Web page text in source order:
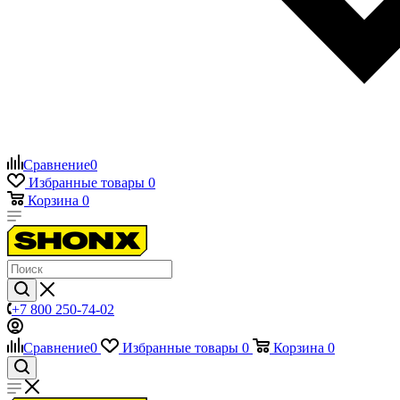
Сравнение0
Избранные товары 0
Корзина 0
+7 800 250-74-02
Сравнение0 Избранные товары 0 Корзина 0